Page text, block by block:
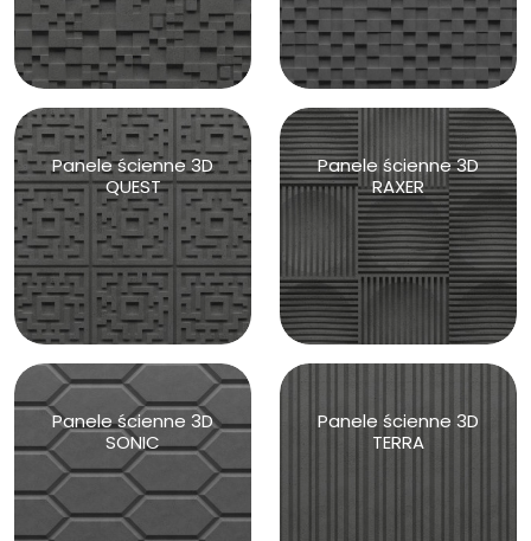
Panele ścienne 3D
QUEST
Panele ścienne 3D
RAXER
Panele ścienne 3D
SONIC
Panele ścienne 3D
TERRA